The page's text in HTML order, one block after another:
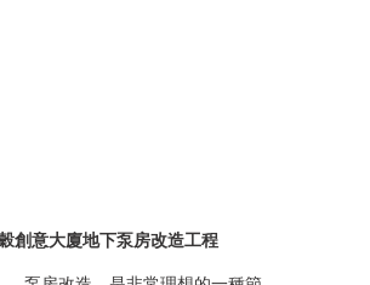
創意大廈地下泵房改造工程